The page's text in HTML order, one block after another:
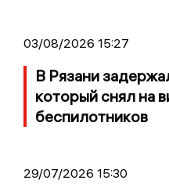
03/08/2026 15:27
В Рязани
который снял на
беспилотников
29/07/2026 15:30